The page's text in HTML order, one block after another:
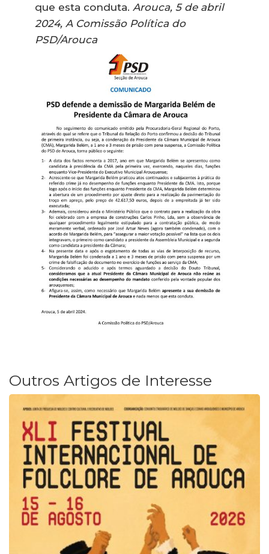
que esta conduta. Arouca, 5 de abril
2024, A Comissão Política do
PSD/Arouca
Outros Artigos de Interesse